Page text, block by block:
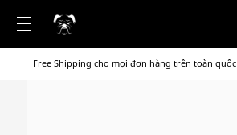
Free Shipping cho mọi đơn hàng trên toàn quốc